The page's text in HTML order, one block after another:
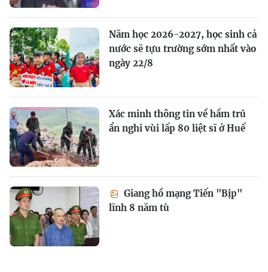
Năm học 2026-2027, học sinh cả
nước sẽ tựu trường sớm nhất vào
ngày 22/8
Xác minh thông tin về hầm trú
ẩn nghi vùi lấp 80 liệt sĩ ở Huế
Giang hồ mạng Tiến "Bịp"
lĩnh 8 năm tù